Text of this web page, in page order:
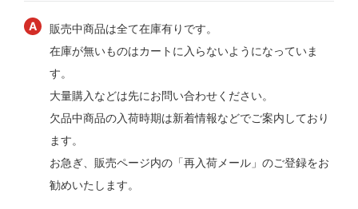
販売中商品は全て在庫有りです。
在庫が無いものはカートに入らないようになっていま
す。
大量購入などは先にお問い合わせください。
欠品中商品の入荷時期は新着情報などでご案内しており
ます。
お急ぎ、販売ページ内の「再入荷メール」のご登録をお
勧めいたします。